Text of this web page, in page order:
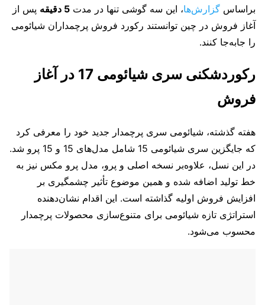
براساس گزارش‌ها، این سه گوشی تنها در مدت 5 دقیقه
پس از
آغاز فروش در چین توانستند رکورد فروش پرچمداران شیائومی
را جابه‌جا کنند.
رکوردشکنی سری شیائومی 17 در آغاز
فروش
هفته گذشته، شیائومی سری پرچمدار جدید خود را معرفی کرد
که جایگزین سری شیائومی 15 شامل مدل‌های 15 و 15 پرو شد.
در این نسل، علاوه‌بر نسخه اصلی و پرو، مدل پرو مکس نیز به
خط تولید اضافه شده و همین موضوع تأثیر چشمگیری بر
افزایش فروش اولیه گذاشته است. این اقدام نشان‌دهنده
استراتژی تازه شیائومی برای متنوع‌سازی محصولات پرچمدار
محسوب می‌شود.